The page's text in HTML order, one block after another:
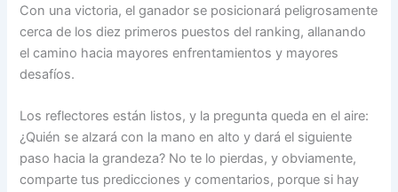
Con una victoria, el ganador se posicionará peligrosamente
cerca de los diez primeros puestos del ranking, allanando
el camino hacia mayores enfrentamientos y mayores
desafíos.
Los reflectores están listos, y la pregunta queda en el aire:
¿Quién se alzará con la mano en alto y dará el siguiente
paso hacia la grandeza? No te lo pierdas, y obviamente,
comparte tus predicciones y comentarios, porque si hay